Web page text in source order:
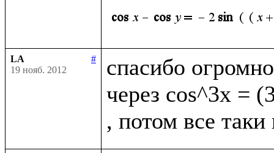
LA
#
19 нояб. 2012
спасибо
через cos^3x =